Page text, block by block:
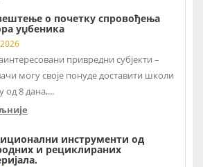
о почетку спровођења
уџбеника
привредни субјекти –
могу своје понуде доставити школи
од 8 дана,...
инструменти од
и рециклираних